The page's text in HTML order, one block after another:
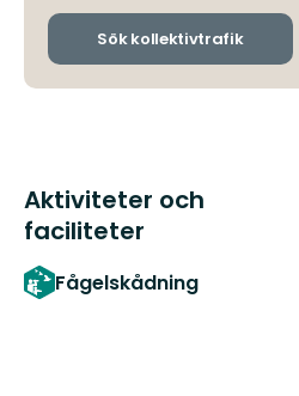
och
Sök kollektivtrafik
Aktiviteter och
faciliteter
Fågelskådning